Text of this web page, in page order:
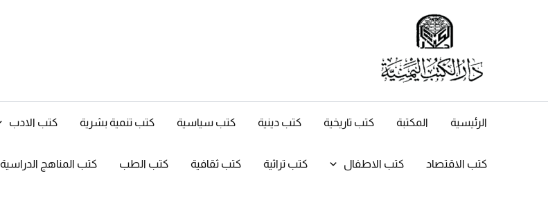
الرئيسية المكتبة كتب تاريخية كتب دينية كتب سياسية كتب تنمية بشرية كتب الادب
كتب الاقتصاد كتب الاطفال كتب تراثية كتب ثقافية كتب الطب كتب المناهج الدراسية